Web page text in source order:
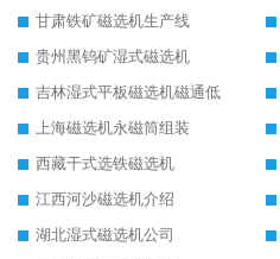
甘肃铁矿磁选机生产线
贵州黑钨矿湿式磁选机
吉林湿式平板磁选机磁通低
上海磁选机永磁筒组装
西藏干式选铁磁选机
江西河沙磁选机介绍
湖北湿式磁选机公司